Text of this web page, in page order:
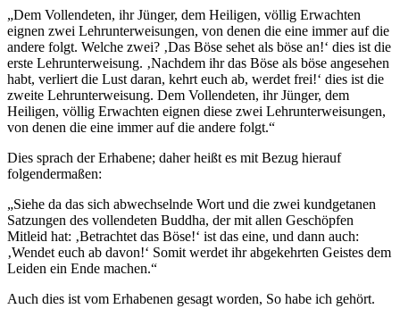
„Dem Vollendeten, ihr Jünger, dem Heiligen, völlig Erwachten
eignen zwei Lehrunterweisungen, von denen die eine immer auf die
andere folgt. Welche zwei? ‚Das Böse sehet als böse an!‘ dies ist die
erste Lehrunterweisung. ‚Nachdem ihr das Böse als böse angesehen
habt, verliert die Lust daran, kehrt euch ab, werdet frei!‘ dies ist die
zweite Lehrunterweisung. Dem Vollendeten, ihr Jünger, dem
Heiligen, völlig Erwachten eignen diese zwei Lehrunterweisungen,
von denen die eine immer auf die andere folgt.“
Dies sprach der Erhabene; daher heißt es mit Bezug hierauf
folgendermaßen:
„Siehe da das sich abwechselnde Wort und die zwei kundgetanen
Satzungen des vollendeten Buddha, der mit allen Geschöpfen
Mitleid hat: ‚Betrachtet das Böse!‘ ist das eine, und dann auch:
‚Wendet euch ab davon!‘ Somit werdet ihr abgekehrten Geistes dem
Leiden ein Ende machen.“
Auch dies ist vom Erhabenen gesagt worden, So habe ich gehört.